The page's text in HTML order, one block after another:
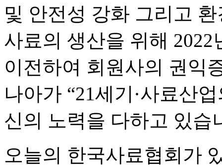
및 안전성 강화 그리고
사료의 생산을 위해
이전하여 회원사의 권익
나아가 “21세기·사료산
신의 노력을 다하고 있습
오늘의 한국사료협회가